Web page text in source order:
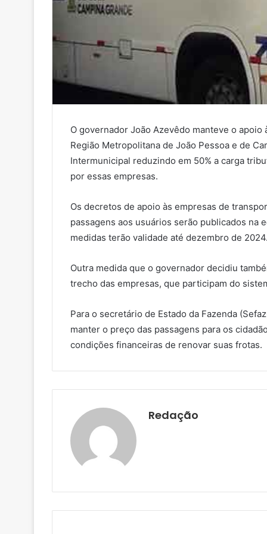
O governador João Azevêdo manteve o
Região Metropolitana de João Pessoa e de
Intermunicipal reduzindo em 50% a carga
por essas empresas.
Os decretos de apoio às empresas de
passagens aos usuários serão publicados na
medidas terão validade até dezembro de 2024.
Outra medida que o governador decidiu
trecho das empresas, que participam do
Para o secretário de Estado da Fazenda
manter o preço das passagens para os
condições financeiras de renovar suas frotas.
Redação